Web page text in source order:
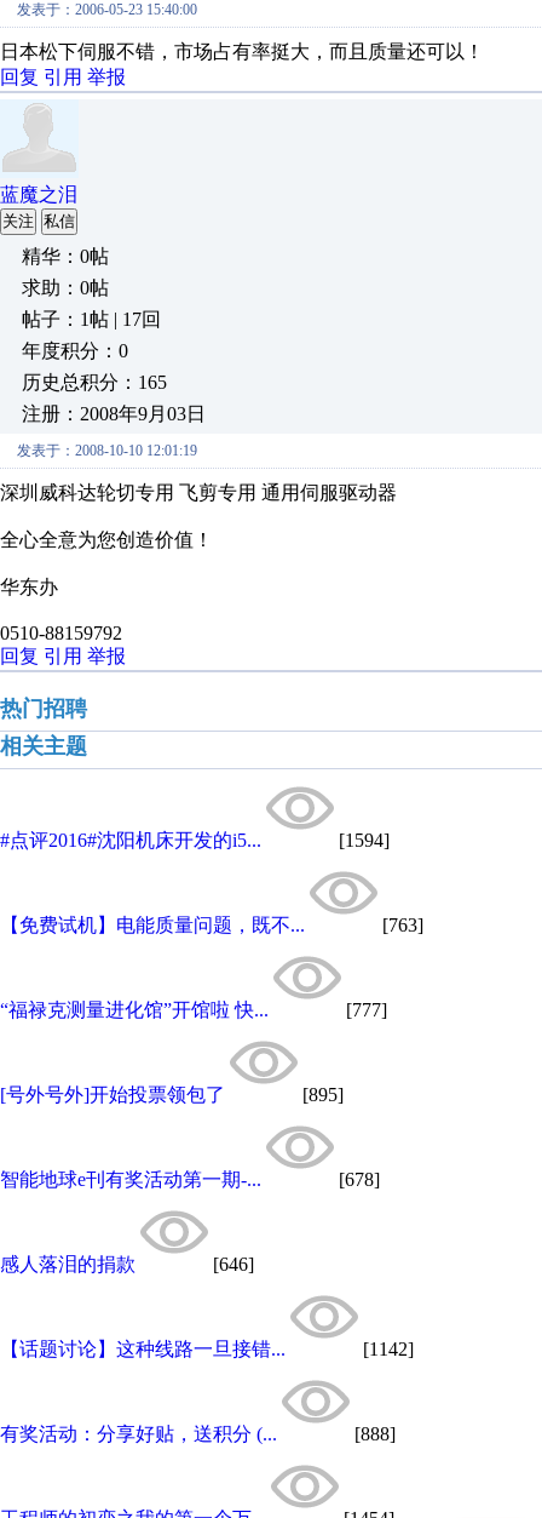
发表于：2006-05-23 15:40:00
日本松下伺服不错，市场占有率挺大，而且质量还可以！
回复 引用 举报
蓝魔之泪
关注 私信
精华：0帖
求助：0帖
帖子：1帖 | 17回
年度积分：0
历史总积分：165
注册：2008年9月03日
发表于：2008-10-10 12:01:19
深圳威科达轮切专用 飞剪专用 通用伺服驱动器
全心全意为您创造价值！
华东办
0510-88159792
回复 引用 举报
热门招聘
相关主题
#点评2016#沈阳机床开发的i5... [1594]
【免费试机】电能质量问题，既不... [763]
“福禄克测量进化馆”开馆啦 快... [777]
[号外号外]开始投票领包了 [895]
智能地球e刊有奖活动第一期-... [678]
感人落泪的捐款 [646]
【话题讨论】这种线路一旦接错... [1142]
有奖活动：分享好贴，送积分 (... [888]